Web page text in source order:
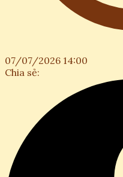
07/07/2026 14:00
Chia sẻ: